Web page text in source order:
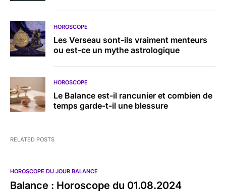
HOROSCOPE
Les Verseau sont-ils vraiment menteurs
ou est-ce un mythe astrologique
HOROSCOPE
Le Balance est-il rancunier et combien de
temps garde-t-il une blessure
RELATED POSTS
HOROSCOPE DU JOUR BALANCE
Balance : Horoscope du 01.08.2024